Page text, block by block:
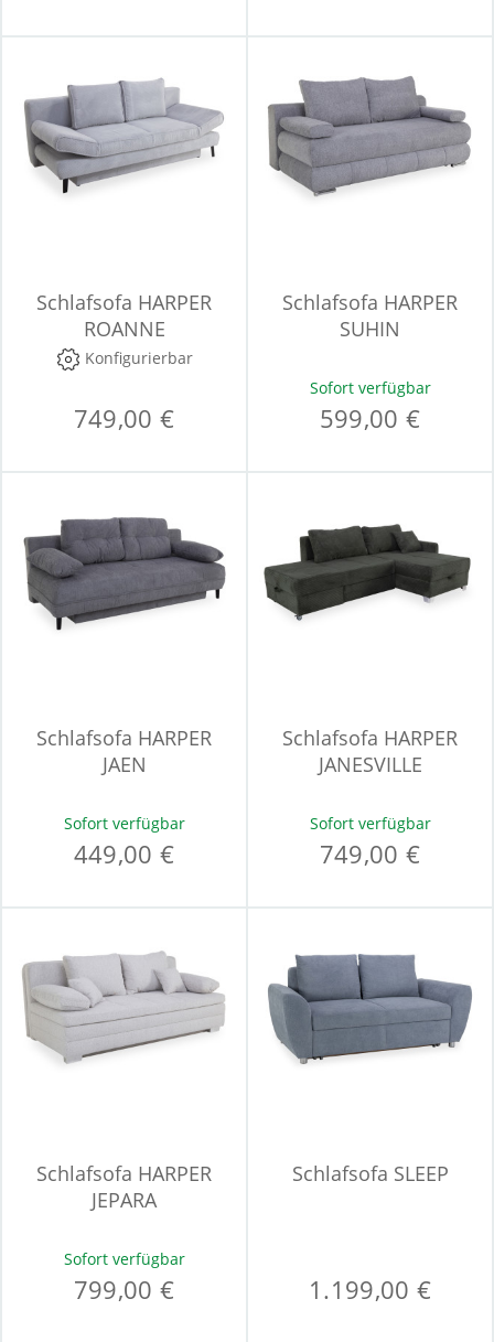
Schlafsofa HARPER
ROANNE
Konfigurierbar
749,00 €
Schlafsofa HARPER
SUHIN
Sofort verfügbar
599,00 €
Schlafsofa HARPER
JAEN
Sofort verfügbar
449,00 €
Schlafsofa HARPER
JANESVILLE
Sofort verfügbar
749,00 €
Schlafsofa HARPER
JEPARA
Sofort verfügbar
799,00 €
Schlafsofa SLEEP
1.199,00 €